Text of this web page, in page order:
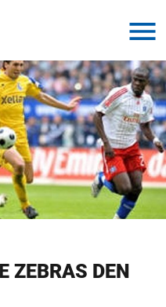
ZE­BRAS DEN